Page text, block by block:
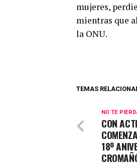
mujeres,
mientras que
la ONU.
TEMAS
NO TE
CON
18º